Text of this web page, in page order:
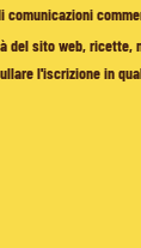
sito web,
l'iscrizione in